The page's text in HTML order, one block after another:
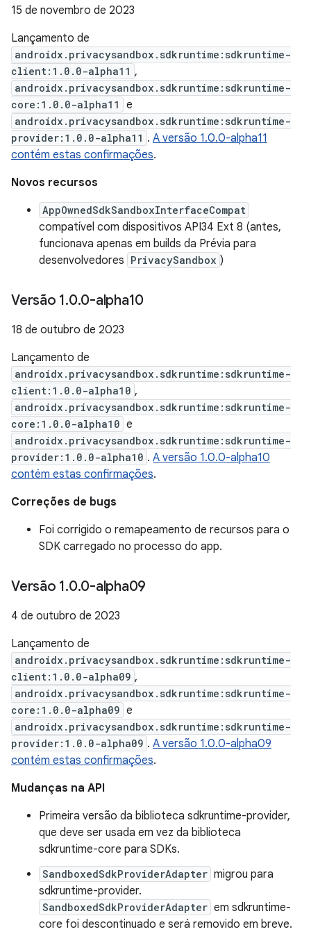
15 de novembro de 2023
Lançamento de
androidx.privacysandbox.sdkruntime:sdkruntime-
client:1.0.0-alpha11 ,
androidx.privacysandbox.sdkruntime:sdkruntime-
core:1.0.0-alpha11
e
androidx.privacysandbox.sdkruntime:sdkruntime-
provider:1.0.0-alpha11 . A versão 1.0.0-alpha11
contém estas confirmações.
Novos recursos
AppOwnedSdkSandboxInterfaceCompat
compatível com dispositivos API34 Ext 8 (antes,
funcionava apenas em builds da Prévia para
desenvolvedores PrivacySandbox )
Versão 1.0.0-alpha10
18 de outubro de 2023
Lançamento de
androidx.privacysandbox.sdkruntime:sdkruntime-
client:1.0.0-alpha10 ,
androidx.privacysandbox.sdkruntime:sdkruntime-
core:1.0.0-alpha10 e
androidx.privacysandbox.sdkruntime:sdkruntime-
provider:1.0.0-alpha10 . A versão 1.0.0-alpha10
contém estas confirmações.
Correções de bugs
Foi corrigido o remapeamento de recursos para o
SDK carregado no processo do app.
Versão 1.0.0-alpha09
4 de outubro de 2023
Lançamento de
androidx.privacysandbox.sdkruntime:sdkruntime-
client:1.0.0-alpha09 ,
androidx.privacysandbox.sdkruntime:sdkruntime-
core:1.0.0-alpha09 e
androidx.privacysandbox.sdkruntime:sdkruntime-
provider:1.0.0-alpha09 . A versão 1.0.0-alpha09
contém estas confirmações.
Mudanças na API
Primeira versão da biblioteca sdkruntime-provider,
que deve ser usada em vez da biblioteca
sdkruntime-core para SDKs.
SandboxedSdkProviderAdapter migrou para
sdkruntime-provider.
SandboxedSdkProviderAdapter em sdkruntime-
core foi descontinuado e será removido em breve.